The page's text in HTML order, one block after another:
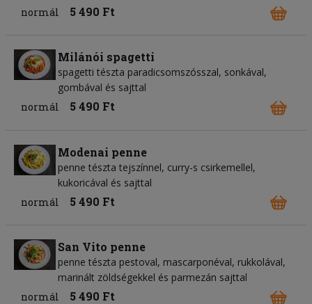
normál
5 490 Ft
Milánói spagetti
spagetti tészta paradicsomszósszal, sonkával,
gombával és sajttal
normál
5 490 Ft
Modenai penne
penne tészta tejszínnel, curry-s csirkemellel,
kukoricával és sajttal
normál
5 490 Ft
San Vito penne
penne tészta pestoval, mascarponéval, rukkolával,
marinált zöldségekkel és parmezán sajttal
normál
5 490 Ft